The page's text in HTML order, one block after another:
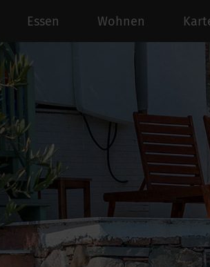
Essen Wohnen